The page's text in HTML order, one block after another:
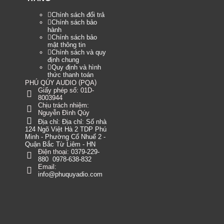
Chính sách đổi trả
Chính sách bảo
hành
Chính sách bảo
mật thông tin
Chính sách và quy
định chung
Quy định và hình
thức thanh toán
PHÚ QÚY AUDIO (PQA)
Giấy phép số: 01D-
8003944
Chịu trách nhiệm:
Nguyễn Đình Qúy
Địa chỉ: Địa chỉ: Số nhà
124 Ngõ Việt Hà 2 TDP Phú
Minh - Phường Cổ Nhuế 2 -
Quận Bắc Từ Liêm - HN
Điện thoại: 0379-229-
880 0978-638-832
Email:
info@phuquyadio.com